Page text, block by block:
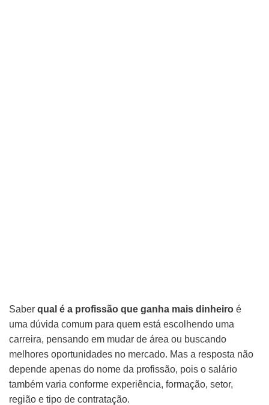
Saber qual é a profissão que ganha mais dinheiro é
uma dúvida comum para quem está escolhendo uma
carreira, pensando em mudar de área ou buscando
melhores oportunidades no mercado. Mas a resposta não
depende apenas do nome da profissão, pois o salário
também varia conforme experiência, formação, setor,
região e tipo de contratação.